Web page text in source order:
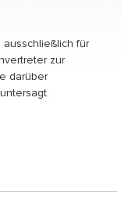
für
zur
darüber